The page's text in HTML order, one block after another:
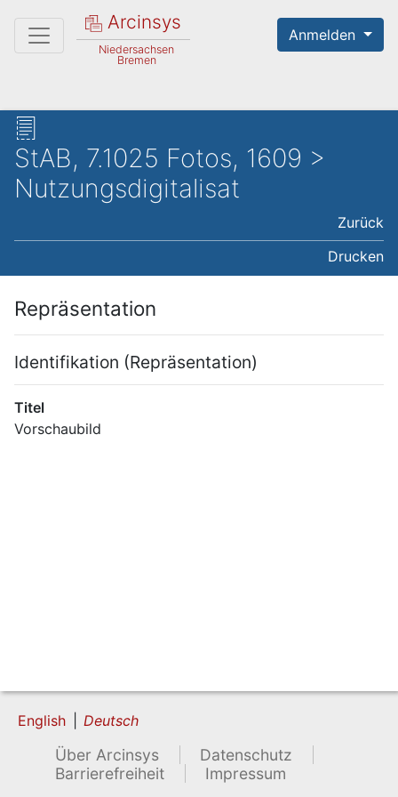
Arcinsys
Niedersachsen
Bremen
Anmelden
StAB, 7.1025 Fotos, 1609 >
Nutzungsdigitalisat
Zurück
Drucken
Repräsentation
Identifikation (Repräsentation)
Titel
Vorschaubild
English Deutsch
Über Arcinsys
Datenschutz
Barrierefreiheit
Impressum